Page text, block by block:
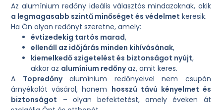
Az alumínium redőny ideális választás mindazoknak, akik
a legmagasabb szintű minőséget és védelmet keresik.
Ha Ön olyan redőnyt szeretne, amely:
évtizedekig tartós marad,
ellenáll az időjárás minden kihívásának,
kiemelkedő szigetelést és biztonságot nyújt,
akkor az alumínium redőnyaz, amit keres.
A Topredőnyalumínium redőnyeivel nem csupán
árnyékolót vásárol, hanem hosszú távú kényelmet és
biztonságot – olyan befektetést, amely éveken át